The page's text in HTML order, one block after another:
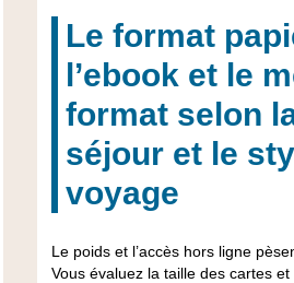
Le format
l’ebook et le
format selon
séjour et le
voyage
Le poids et l’accès hors ligne
Vous évaluez la taille des cartes et